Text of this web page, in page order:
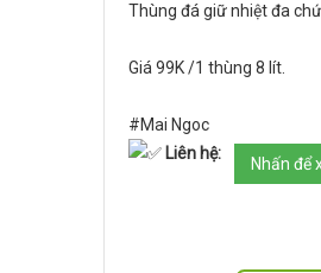
Thùng đá giữ nhiệt đa
Giá 99K /1 thùng 8 lít.
#Mai Ngoc
Liên hệ:
Nhấn để